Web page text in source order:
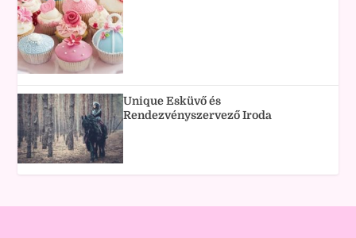
Unique Esküvő és
Rendezvényszervező Iroda